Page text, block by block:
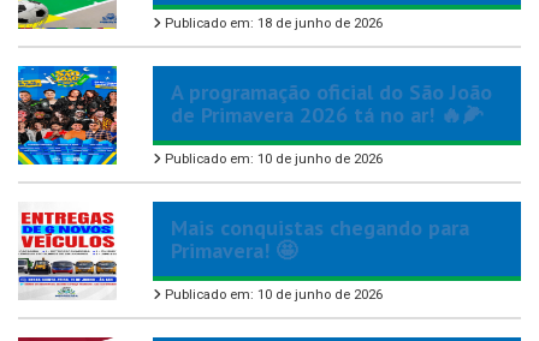
Publicado em: 18 de junho de 2026
A programação oficial do São João
de Primavera 2026 tá no ar! 🔥🌽
Publicado em: 10 de junho de 2026
Mais conquistas chegando para
Primavera! 🤩
Publicado em: 10 de junho de 2026